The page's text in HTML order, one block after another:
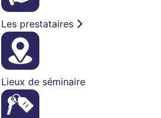
Les prestataires
Lieux de séminaire